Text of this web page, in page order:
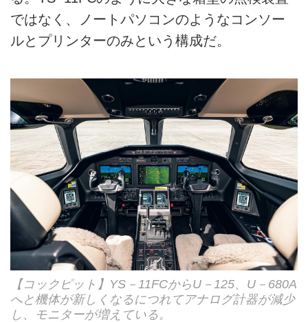
ではなく、ノートパソコンのようなコンソー
ルとプリンターのみという構成だ。
【コックピット】YS－11FCからU－125、U－680A
へと機体が新しくなるにつれてアナログ計器が減少
し、モニターが増えている。